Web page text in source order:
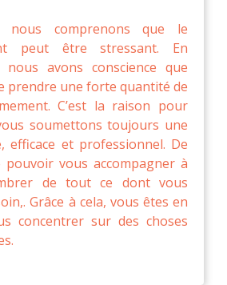
nous comprenons que le
peut être stressant. En
nous avons conscience que
prendre une forte quantité de
C’est la raison pour
soumettons toujours une
efficace et professionnel. De
vous accompagner à
de tout ce dont vous
Grâce à cela, vous êtes en
concentrer sur des choses